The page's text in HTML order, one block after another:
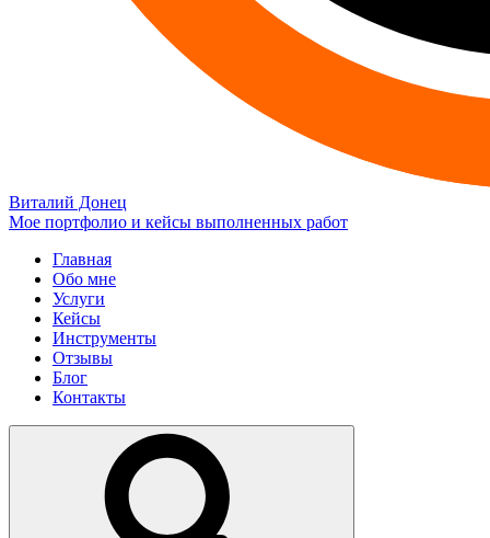
Виталий Донец
Мое портфолио и кейсы выполненных работ
Главная
Обо мне
Услуги
Кейсы
Инструменты
Отзывы
Блог
Контакты